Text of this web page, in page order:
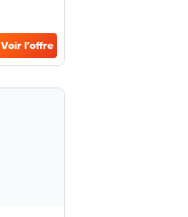
Voir l’offre